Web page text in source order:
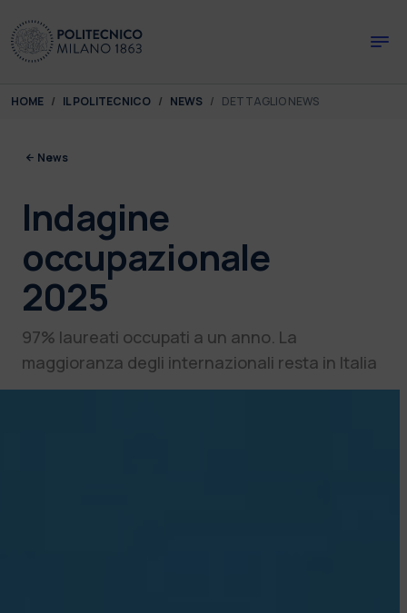
You are here:
HOME IL POLITECNICO NEWS DETTAGLIO NEWS
News
Indagine
occupazionale
2025
97% laureati occupati a un anno. La
maggioranza degli internazionali resta in Italia